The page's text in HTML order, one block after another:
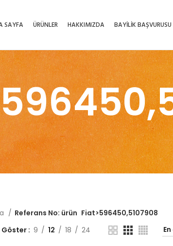
SAYFA ÜRÜNLER HAKKIMIZDA BAYİLİK BAŞVURUSU
Referans No: ürün Fiat>596450,5107908
Göster
9 12 18 24